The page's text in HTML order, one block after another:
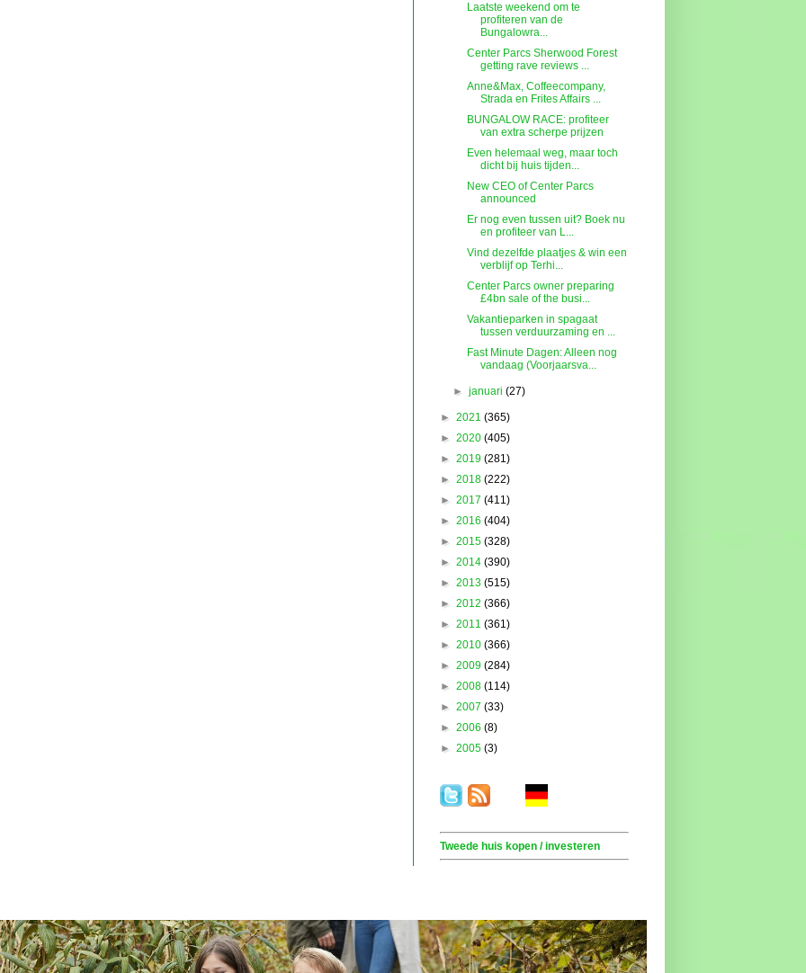
Laatste weekend om te
profiteren van de
Bungalowra...
Center Parcs Sherwood Forest
getting rave reviews ...
Anne&Max, Coffeecompany,
Strada en Frites Affairs ...
BUNGALOW RACE: profiteer
van extra scherpe prijzen
Even helemaal weg, maar toch
dicht bij huis tijden...
New CEO of Center Parcs
announced
Er nog even tussen uit? Boek nu
en profiteer van L...
Vind dezelfde plaatjes & win een
verblijf op Terhi...
Center Parcs owner preparing
£4bn sale of the busi...
Vakantieparken in spagaat
tussen verduurzaming en ...
Fast Minute Dagen: Alleen nog
vandaag (Voorjaarsva...
►januari(27)
► 2021 (365)
► 2020 (405)
► 2019 (281)
► 2018 (222)
► 2017 (411)
► 2016 (404)
► 2015 (328)
► 2014 (390)
► 2013 (515)
► 2012 (366)
► 2011 (361)
► 2010 (366)
► 2009 (284)
► 2008 (114)
► 2007 (33)
► 2006 (8)
► 2005 (3)
Tweede huis kopen / investeren